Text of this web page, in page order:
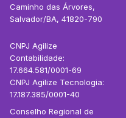
Caminho das Árvores,
Salvador/BA, 41820-790
CNPJ Agilize
Contabilidade:
17.664.581/0001-69
CNPJ Agilize Tecnologia:
17.187.385/0001-40
Conselho Regional de